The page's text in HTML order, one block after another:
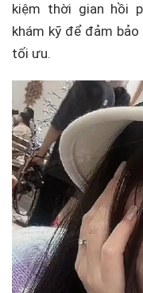
kiệm thời gian hồi
khám kỹ để đảm
tối ưu.